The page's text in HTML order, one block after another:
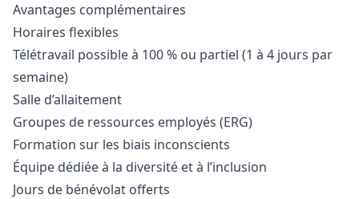
Avantages complémentaires
Horaires flexibles
Télétravail possible à 100 % ou partiel (1 à 4 jours par
semaine)
Salle d’allaitement
Groupes de ressources employés (ERG)
Formation sur les biais inconscients
Équipe dédiée à la diversité et à l’inclusion
Jours de bénévolat offerts